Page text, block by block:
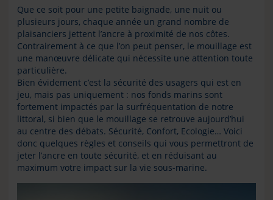
Que ce soit pour une petite baignade, une nuit ou
plusieurs jours, chaque année un grand nombre de
plaisanciers jettent l’ancre à proximité de nos côtes.
Contrairement à ce que l’on peut penser, le mouillage est
une manœuvre délicate qui nécessite une attention toute
particulière.
Bien évidement c’est la sécurité des usagers qui est en
jeu, mais pas uniquement : nos fonds marins sont
fortement impactés par la surfréquentation de notre
littoral, si bien que le mouillage se retrouve aujourd’hui
au centre des débats. Sécurité, Confort, Ecologie… Voici
donc quelques règles et conseils qui vous permettront de
jeter l’ancre en toute sécurité, et en réduisant au
maximum votre impact sur la vie sous-marine.